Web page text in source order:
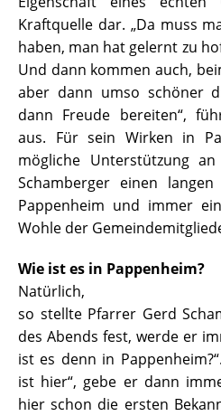
Kraftquelle dar. „Da muss
haben, man hat gelernt zu
Und dann kommen auch,
aber dann umso schöner
dann Freude bereiten“,
aus. Für sein Wirken in
mögliche Unterstützung
Schamberger einen
Pappenheim und immer
Wohle der
Wie ist es in Pappenheim?
Natürlich,
so stellte Pfarrer Gerd
des Abends fest, werde er
ist es denn in
ist hier“, gebe er dann
hier schon die ersten